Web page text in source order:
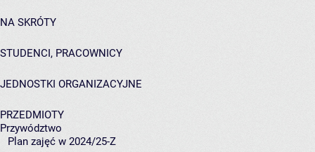
NA SKRÓTY
STUDENCI, PRACOWNICY
JEDNOSTKI ORGANIZACYJNE
PRZEDMIOTY
Przywództwo
Plan zajęć w 2024/25-Z